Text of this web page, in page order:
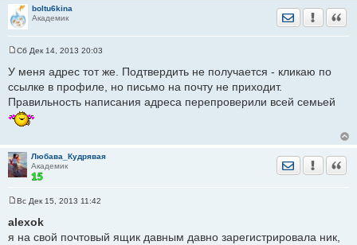
и
е
boltu6kina
Академик
Отправить
о
б
е
н
и
Сб Дек 14, 2013 20:03
У меня адрес тот же. Подтвердить не получается - кликаю по
ссылке в профиле, но письмо на почту не приходит.
Правильность написания адреса перепроверили всей семьей
Любава_Кудрявая
Академик
Отправить
о
б
Вс Дек 15, 2013 11:42
alexok
я на свой почтовый ящик давным давно зарегистрировала ник,